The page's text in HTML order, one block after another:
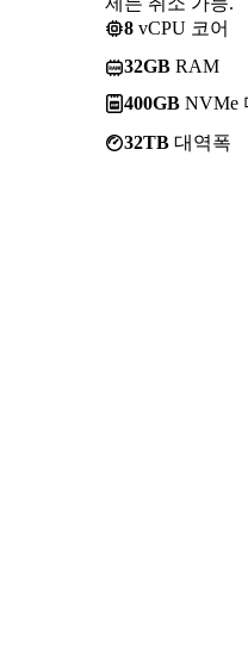
8 vCPU 코어
32GB RAM
400GB NVMe
32TB 대역폭